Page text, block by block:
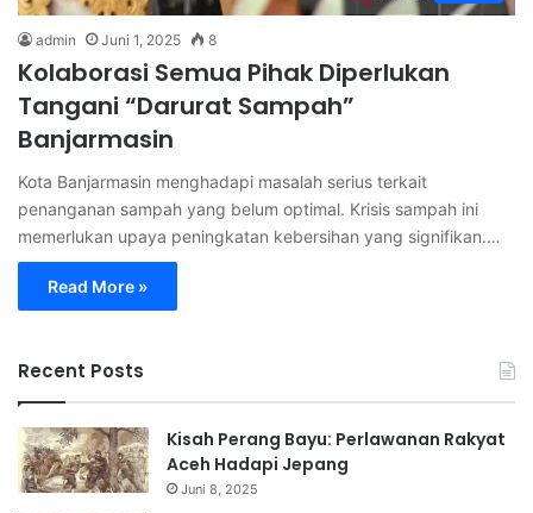
admin Juni 1, 2025 8
Kolaborasi Semua Pihak Diperlukan
Tangani “Darurat Sampah”
Banjarmasin
Kota Banjarmasin menghadapi masalah serius terkait
penanganan sampah yang belum optimal. Krisis sampah ini
memerlukan upaya peningkatan kebersihan yang signifikan.…
Read More »
Recent Posts
Kisah Perang Bayu: Perlawanan Rakyat
Aceh Hadapi Jepang
Juni 8, 2025